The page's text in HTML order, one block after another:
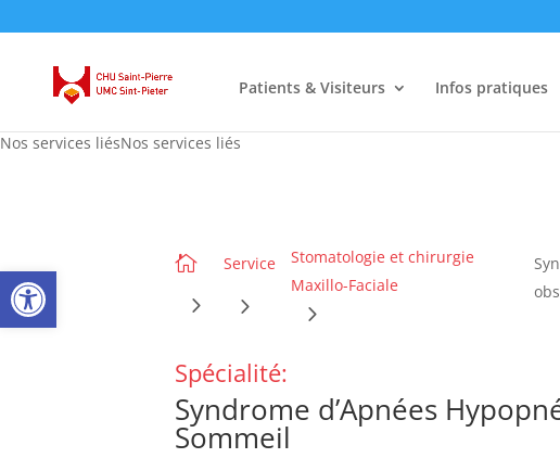
Ouvrir la barre d’outils
Patients & Visiteurs Infos pratiques
Nos services liésNos services liés
 Service
Stomatologie et chirurgie
Maxillo-Faciale
Spécialité:
Syndrome d’Apnées
Sommeil